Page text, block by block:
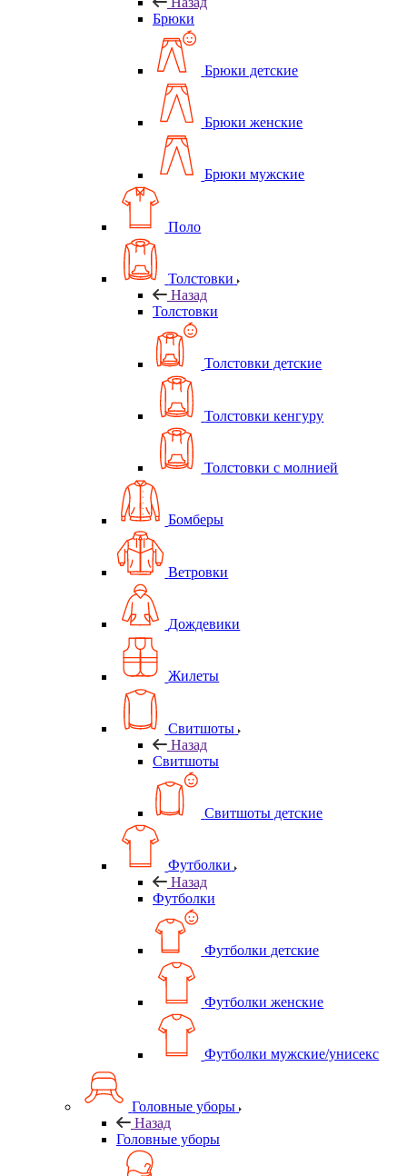
Брюки
Брюки детские
Брюки женские
Брюки мужские
Поло
Толстовки
Назад
Толстовки
Толстовки детские
Толстовки кенгуру
Толстовки с молнией
Бомберы
Ветровки
Дождевики
Жилеты
Свитшоты
Назад
Свитшоты
Свитшоты детские
Футболки
Назад
Футболки
Футболки детские
Футболки женские
Футболки мужские/унисекс
Головные уборы
Назад
Головные уборы